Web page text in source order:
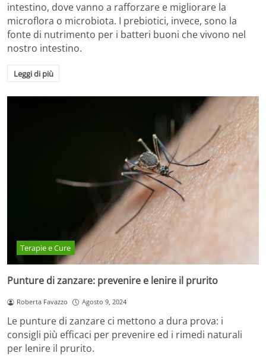
intestino, dove vanno a rafforzare e migliorare la
microflora o microbiota. I prebiotici, invece, sono la
fonte di nutrimento per i batteri buoni che vivono nel
nostro intestino.
Leggi di più
Terapie e Cure
Punture di zanzare: prevenire e lenire il prurito
Roberta Favazzo Agosto 9, 2024
Le punture di zanzare ci mettono a dura prova: i
consigli più efficaci per prevenire ed i rimedi naturali
per lenire il prurito.